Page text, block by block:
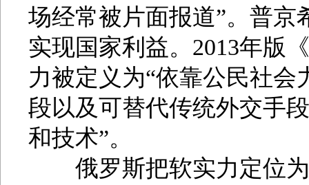
场经常被片面报道”。普京
实现国家利益。2013年版
力被定义为“依靠公民社
段以及可替代传统外交手
和技术”。
俄罗斯把软实力定位为“